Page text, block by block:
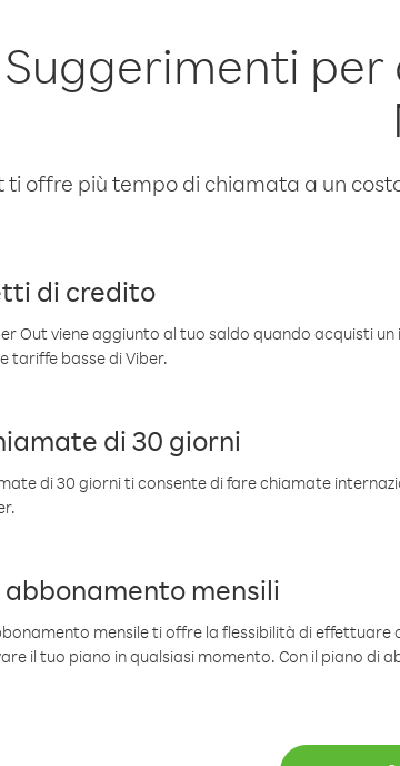
Suggerimenti per
ti offre più tempo di chiamata a un
di credito
Out viene aggiunto al tuo saldo quando acquisti
tariffe basse di Viber.
di 30 giorni
di 30 giorni ti consente di fare chiamate
abbonamento mensili
mensile ti offre la flessibilità di effettuare
il tuo piano in qualsiasi momento. Con il piano di